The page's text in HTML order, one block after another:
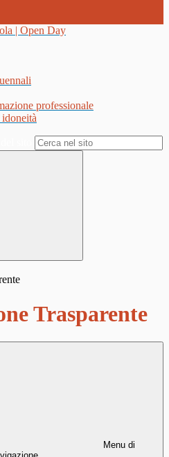
| Open Day
professionale
Trasparente
Menu di